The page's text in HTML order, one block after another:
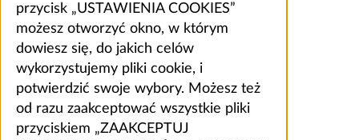
przycisk „USTAWIENIA COOKIES”
możesz otworzyć okno, w którym
dowiesz się, do jakich celów
wykorzystujemy pliki cookie, i
potwierdzić swoje wybory. Możesz też
od razu zaakceptować wszystkie pliki
przyciskiem „ZAAKCEPTUJ